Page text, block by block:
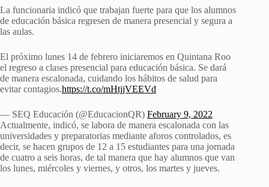
La funcionaria indicó que trabajan fuerte para que los alumnos
de educación básica regresen de manera presencial y segura a
las aulas.
El próximo lunes 14 de febrero iniciaremos en Quintana Roo
el regreso a clases presencial para educación básica. Se dará
de manera escalonada, cuidando los hábitos de salud para
evitar contagios.https://t.co/mHtjjVEEVd
— SEQ Educación (@EducacionQR) February 9, 2022
Actualmente, indicó, se labora de manera escalonada con las
universidades y preparatorias mediante aforos controlados, es
decir, se hacen grupos de 12 a 15 estudiantes para una jornada
de cuatro a seis horas, de tal manera que hay alumnos que van
los lunes, miércoles y viernes, y otros, los martes y jueves.